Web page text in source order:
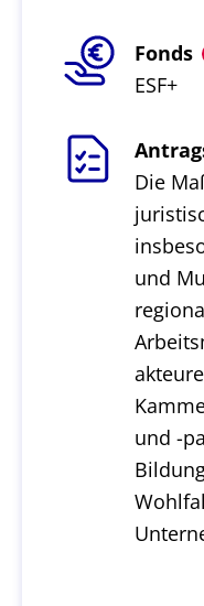
Fonds
ESF+
Die
und
und -